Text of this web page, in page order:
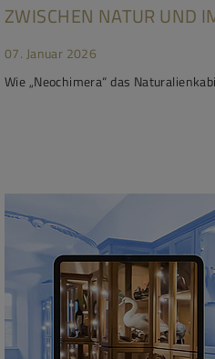
ZWISCHEN NATUR UND
07. Januar 2026
Wie „Neochimera“ das